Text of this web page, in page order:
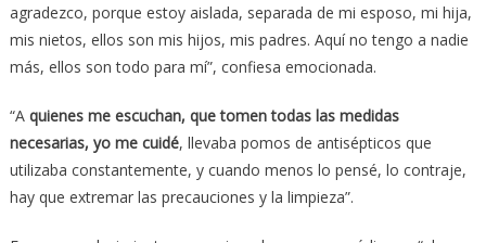
agradezco, porque estoy aislada, separada de mi esposo, mi hija,
mis nietos, ellos son mis hijos, mis padres. Aquí no tengo a nadie
más, ellos son todo para mí”, confiesa emocionada.
“A quienes me escuchan, que tomen todas las medidas
necesarias, yo me cuidé, llevaba pomos de antisépticos que
utilizaba constantemente, y cuando menos lo pensé, lo contraje,
hay que extremar las precauciones y la limpieza”.